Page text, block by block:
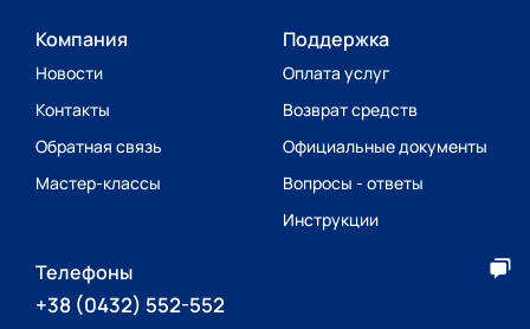
Поддержка
Оплата услуг
Возврат средств
Официальные документы
Вопросы - ответы
Инструкции
Компания
Новости
Контакты
Обратная связь
Мастер-классы
Телефоны
+38 (0432) 552-552